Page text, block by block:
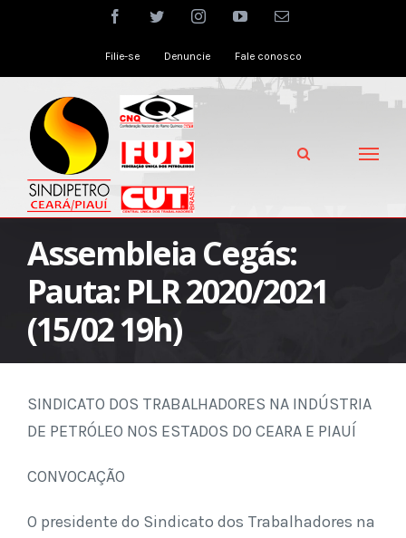
facebooktwitter instagramyoutubeEmail
Filie-se Denuncie Fale conosco
Assembleia Cegás:
Pauta: PLR 2020/2021
(15/02 19h)
SINDICATO DOS TRABALHADORES NA INDÚSTRIA
DE PETRÓLEO NOS ESTADOS DO CEARA E PIAUÍ
CONVOCAÇÃO
O presidente do Sindicato dos Trabalhadores na